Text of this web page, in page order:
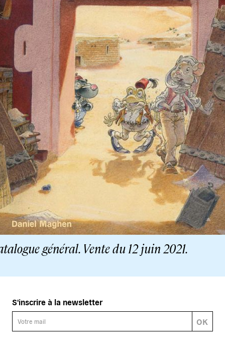
général. Vente du 12 juin 2021.
S'inscrire à la newsletter
OK